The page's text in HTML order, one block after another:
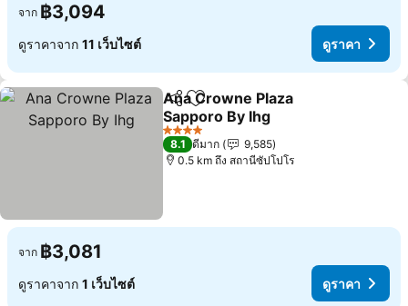
จาก ฿3,094
ดูราคาจาก 11 เว็บไซต์ ดูราคา
แชร์ เพิ่มในรายการโปรด
Ana Crowne Plaza
Sapporo By Ihg
4 ดาว
8.1 ดีมาก
9,585
0.5 km ถึง สถานีซัปโปโร
จาก ฿3,081
ดูราคาจาก 1 เว็บไซต์ ดูราคา